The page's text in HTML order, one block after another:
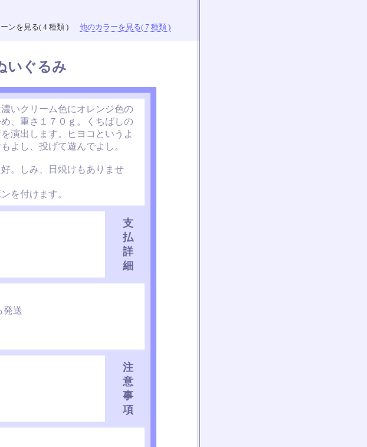
ンを見る( 4 種類 ) 他のカラーを見る( 7 種類 )
いぐるみ
いクリーム色にオレンジ色の
、重さ１７０ｇ。くちばしの
演出します。ヒヨコというよ
よし、投げて遊んでよし。
。しみ、日焼けもありませ
を付けます。
支
払
詳
細
発送
注
意
事
項